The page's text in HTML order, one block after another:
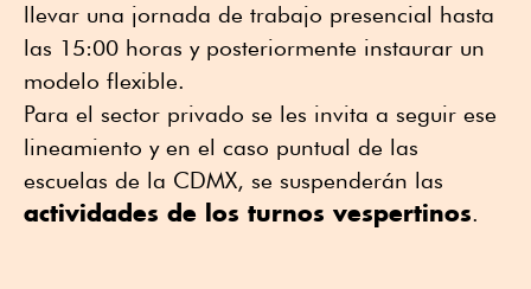
llevar una jornada de trabajo presencial hasta
las 15:00 horas y posteriormente instaurar un
modelo flexible.
Para el sector privado se les invita a seguir ese
lineamiento y en el caso puntual de las
escuelas de la CDMX, se suspenderán las
actividades de los turnos vespertinos.